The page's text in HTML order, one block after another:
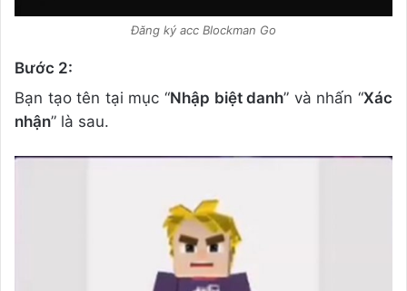
Đăng ký acc Blockman Go
Bước 2:
Bạn tạo tên tại mục “Nhập biệt danh” và nhấn “Xác
nhận” là sau.